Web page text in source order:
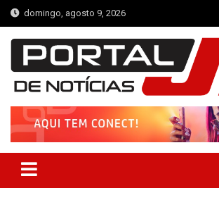
Skip
to
content
domingo, agosto 9, 2026
Portal de Notícias JB
Notícias de Simplício Mendes e Região